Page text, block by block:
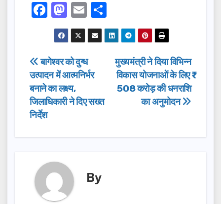
F
a
c
e
b
o
o
M
a
st
o
d
o
n
E
m
ail
h
ar
e
Post
navigation
मुख्यमंत्री ने दिया विभिन्न
विकास योजनाओं के लिए ₹
508 करोड़ की धनराशि
का अनुमोदन
बागेश्वर को दुग्ध
उत्पादन में आत्मनिर्भर
बनाने का लक्ष्य,
जिलाधिकारी ने दिए सख्त
निर्देश
By